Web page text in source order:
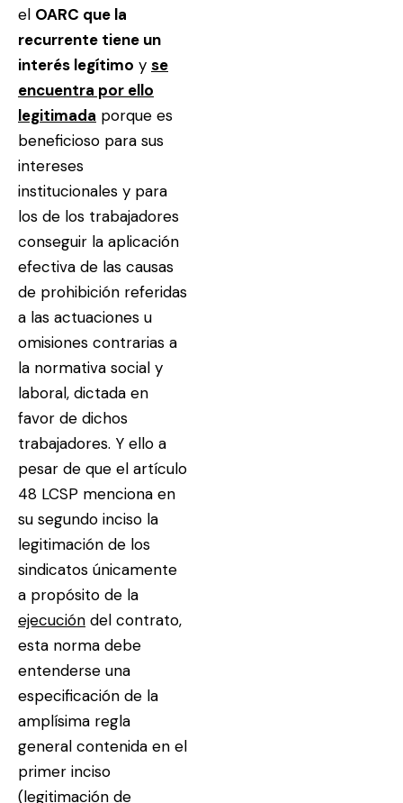
el OARC que la
recurrente tiene un
interés legítimo y se
encuentra por ello
legitimada porque es
beneficioso para sus
intereses
institucionales y para
los de los trabajadores
conseguir la aplicación
efectiva de las causas
de prohibición referidas
a las actuaciones u
omisiones contrarias a
la normativa social y
laboral, dictada en
favor de dichos
trabajadores. Y ello a
pesar de que el artículo
48 LCSP menciona en
su segundo inciso la
legitimación de los
sindicatos únicamente
a propósito de la
ejecución del contrato,
esta norma debe
entenderse una
especificación de la
amplísima regla
general contenida en el
primer inciso
(legitimación de